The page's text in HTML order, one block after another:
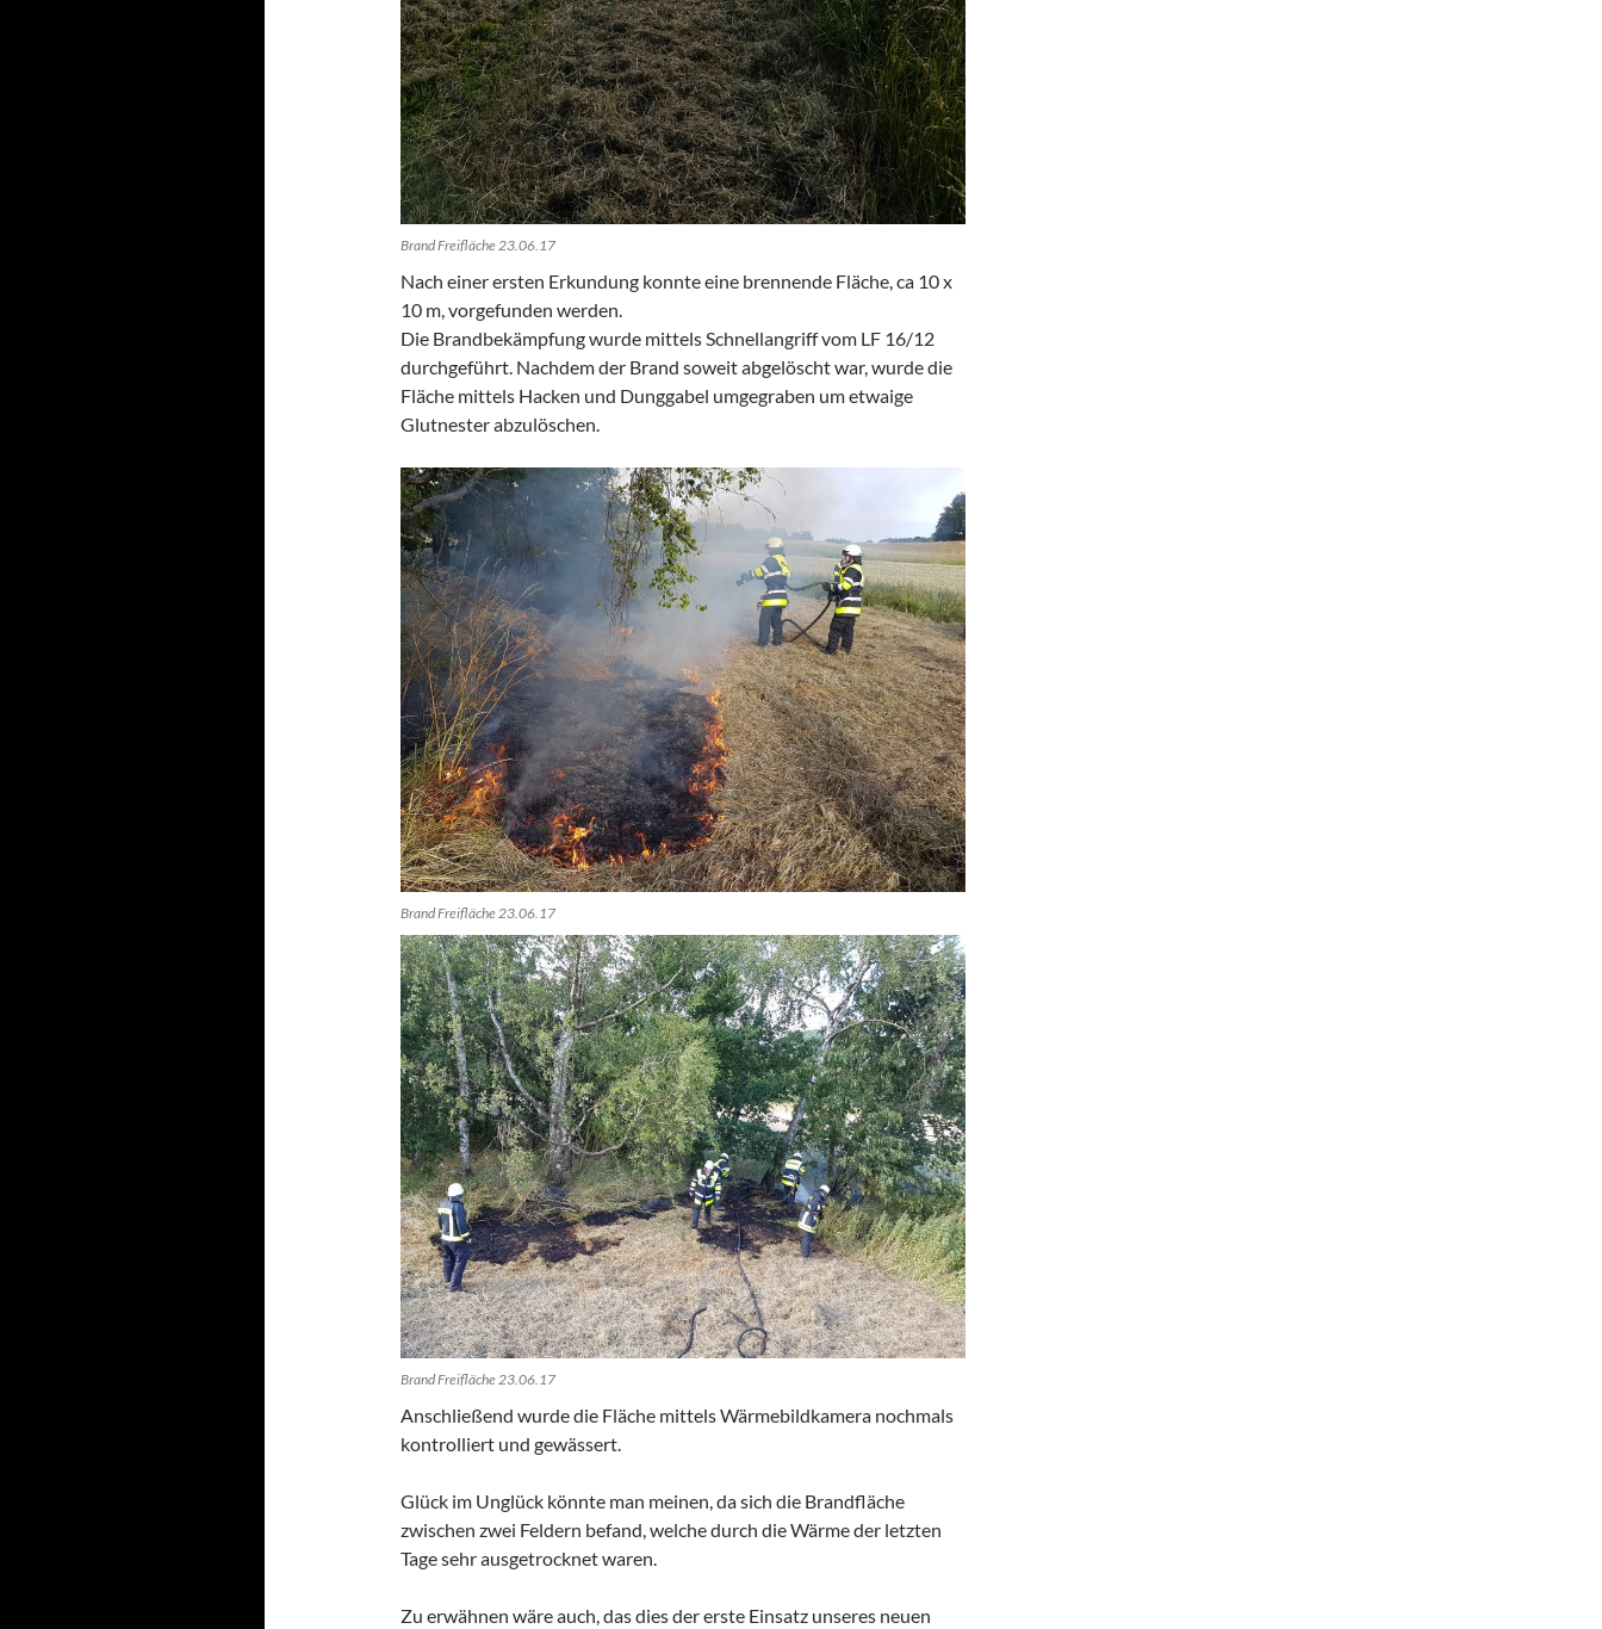
Brand Freifläche 23.06.17
Nach einer ersten Erkundung konnte eine brennende Fläche, ca 10 x
10 m, vorgefunden werden.
Die Brandbekämpfung wurde mittels Schnellangriff vom LF 16/12
durchgeführt. Nachdem der Brand soweit abgelöscht war, wurde die
Fläche mittels Hacken und Dunggabel umgegraben um etwaige
Glutnester abzulöschen.
Brand Freifläche 23.06.17
Brand Freifläche 23.06.17
Anschließend wurde die Fläche mittels Wärmebildkamera nochmals
kontrolliert und gewässert.
Glück im Unglück könnte man meinen, da sich die Brandfläche
zwischen zwei Feldern befand, welche durch die Wärme der letzten
Tage sehr ausgetrocknet waren.
Zu erwähnen wäre auch, das dies der erste Einsatz unseres neuen